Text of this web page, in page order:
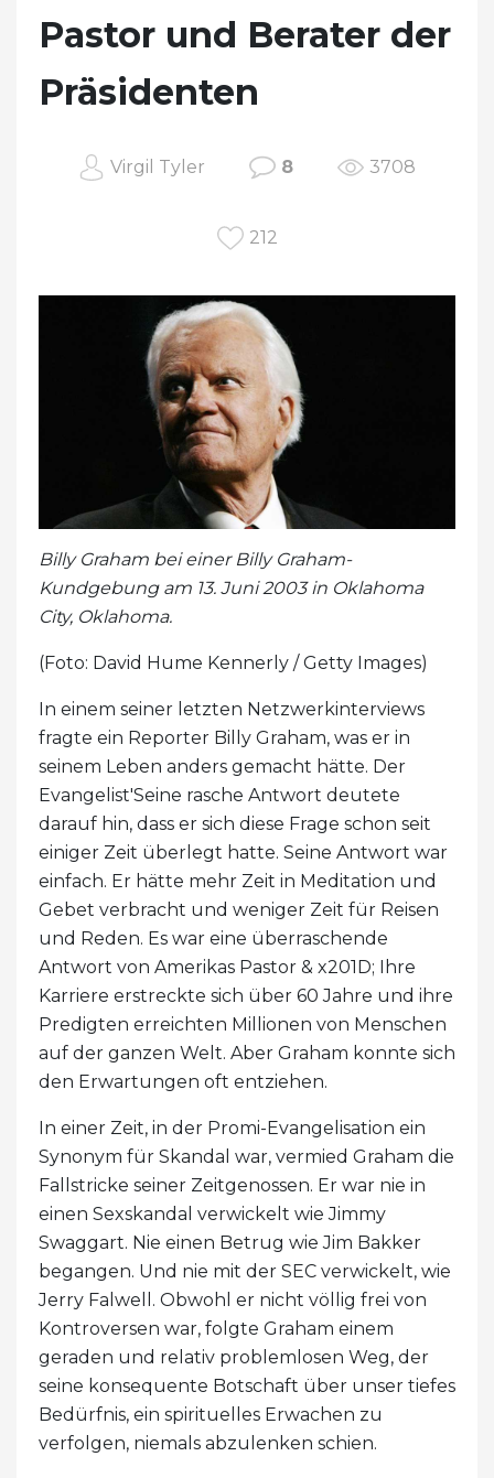
Pastor und Berater der
Präsidenten
Virgil Tyler 8 3708
212
Billy Graham bei einer Billy Graham-
Kundgebung am 13. Juni 2003 in Oklahoma
City, Oklahoma.
(Foto: David Hume Kennerly / Getty Images)
In einem seiner letzten Netzwerkinterviews
fragte ein Reporter Billy Graham, was er in
seinem Leben anders gemacht hätte. Der
Evangelist'Seine rasche Antwort deutete
darauf hin, dass er sich diese Frage schon seit
einiger Zeit überlegt hatte. Seine Antwort war
einfach. Er hätte mehr Zeit in Meditation und
Gebet verbracht und weniger Zeit für Reisen
und Reden. Es war eine überraschende
Antwort von Amerikas Pastor & x201D; Ihre
Karriere erstreckte sich über 60 Jahre und ihre
Predigten erreichten Millionen von Menschen
auf der ganzen Welt. Aber Graham konnte sich
den Erwartungen oft entziehen.
In einer Zeit, in der Promi-Evangelisation ein
Synonym für Skandal war, vermied Graham die
Fallstricke seiner Zeitgenossen. Er war nie in
einen Sexskandal verwickelt wie Jimmy
Swaggart. Nie einen Betrug wie Jim Bakker
begangen. Und nie mit der SEC verwickelt, wie
Jerry Falwell. Obwohl er nicht völlig frei von
Kontroversen war, folgte Graham einem
geraden und relativ problemlosen Weg, der
seine konsequente Botschaft über unser tiefes
Bedürfnis, ein spirituelles Erwachen zu
verfolgen, niemals abzulenken schien.